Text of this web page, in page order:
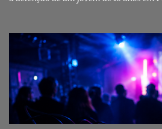
das autoridades sobre este tipo de
Setúbal. Droga, arma branca e dinheiro
jovem de 16 anos foi detido na
suspeitas da prática do crime de tráfico
localidade de Pinhal Novo. A detenção
Territorial de Setúbal da GNR, através